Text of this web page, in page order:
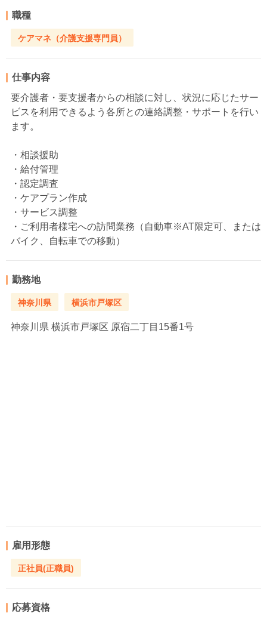
職種
ケアマネ（介護支援専門員）
仕事内容
要介護者・要支援者からの相談に対し、状況に応じたサー
ビスを利用できるよう各所との連絡調整・サポートを行い
ます。
・相談援助
・給付管理
・認定調査
・ケアプラン作成
・サービス調整
・ご利用者様宅への訪問業務（自動車※AT限定可、または
バイク、自転車での移動）
勤務地
神奈川県 横浜市戸塚区
神奈川県 横浜市戸塚区 原宿二丁目15番1号
雇用形態
正社員(正職員)
応募資格